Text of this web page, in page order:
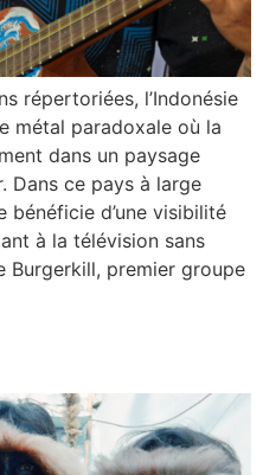
répertoriées, l’Indonésie
métal paradoxale où la
dans un paysage
Dans ce pays à large
bénéficie d’une visibilité
à la télévision sans
Burgerkill, premier groupe